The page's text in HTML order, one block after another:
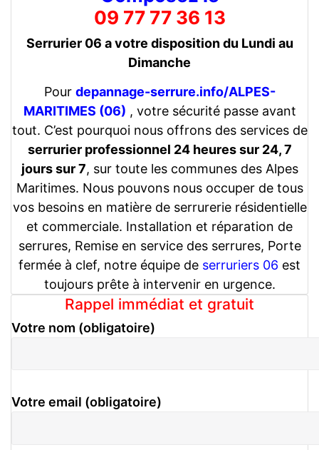
09 77 77 36 13
Serrurier 06 a votre disposition du Lundi au
Dimanche
Pour depannage-serrure.info/ALPES-
MARITIMES (06) , votre sécurité passe avant
tout. C’est pourquoi nous offrons des services de
serrurier professionnel 24 heures sur 24, 7
jours sur 7, sur toute les communes des Alpes
Maritimes. Nous pouvons nous occuper de tous
vos besoins en matière de serrurerie résidentielle
et commerciale. Installation et réparation de
serrures, Remise en service des serrures, Porte
fermée à clef, notre équipe de serruriers 06 est
toujours prête à intervenir en urgence.
Rappel immédiat et gratuit
Votre nom (obligatoire)
Votre email (obligatoire)